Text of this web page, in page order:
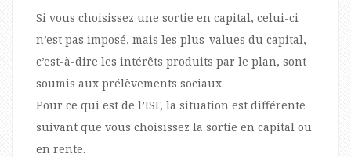
Si vous choisissez une sortie en capital, celui-ci
n’est pas imposé, mais les plus-values du capital,
c’est-à-dire les intérêts produits par le plan, sont
soumis aux prélèvements sociaux.
Pour ce qui est de l’ISF, la situation est différente
suivant que vous choisissez la sortie en capital ou
en rente.